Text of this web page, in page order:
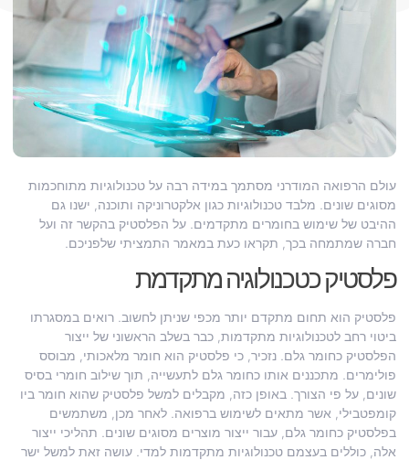
עולם הרפואה המודרני מסתמך במידה רבה על טכנולוגיות מתוחכמות
מסוגים שונים. מלבד טכנולוגיות כגון אלקטרוניקה ותוכנה, ישנו גם
ההיבט של שימוש בחומרים מתקדמים. על הפלסטיק בהקשר זה ועל
חברה שמתמחה בכך, תקראו כעת במאמר התמציתי שלפניכם.
פלסטיק כטכנולוגיה מתקדמת
פלסטיק הוא תחום מתקדם יותר מכפי שניתן לחשוב. רואים במסגרתו
ביטוי רחב לטכנולוגיות מתקדמות, כבר בשלב הראשוני של ייצור
הפלסטיק כחומר גלם. נזכיר, כי פלסטיק הוא חומר מלאכותי, מבוסס
פולימרים. מתכננים אותו כחומר גלם לתעשייה, תוך שילוב חומרי בסיס
שונים, על פי הצורך. באופן כזה, מקבלים למשל פלסטיק שהוא חומר ביו
קומפטבילי, אשר מתאים לשימוש ברפואה. לאחר מכן, משתמשים
בפלסטיק כחומר גלם, עבור ייצור מוצרים מסוגים שונים. תהליכי ייצור
אלה, כוללים בעצמם טכנולוגיות מתקדמות למדי. עושה זאת למשל ישר